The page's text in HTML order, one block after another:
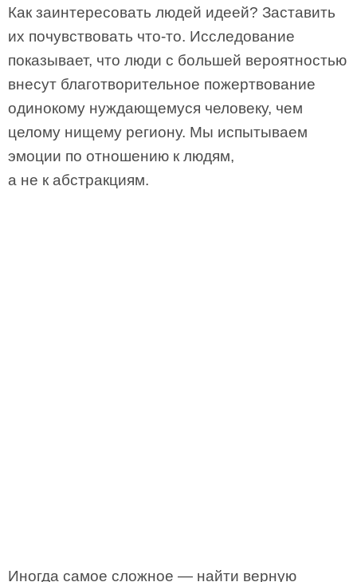
Как заинтересовать людей идеей? Заставить
их почувствовать что-то. Исследование
показывает, что люди с большей вероятностью
внесут благотворительное пожертвование
одинокому нуждающемуся человеку, чем
целому нищему региону. Мы испытываем
эмоции по отношению к людям,
а не к абстракциям.
Иногда самое сложное — найти верную